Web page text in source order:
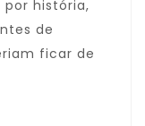
por história,
de
ficar de